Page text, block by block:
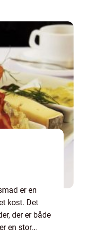
er en
kost. Det
der er både
en stor